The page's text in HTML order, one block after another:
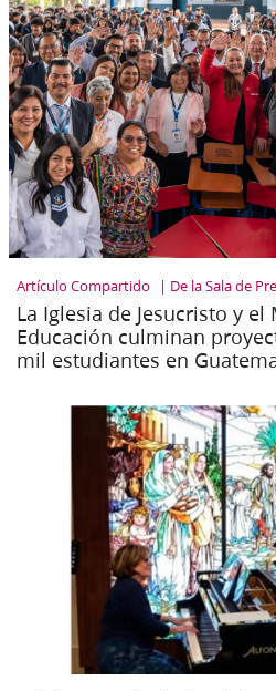
Artículo Compartido De la Sala de
La Iglesia de Jesucristo y
Educación culminan
mil estudiantes en